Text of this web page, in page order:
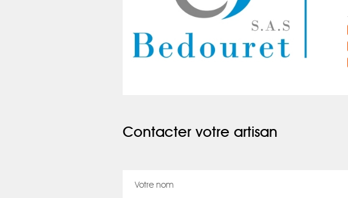
Contacter votre artisan